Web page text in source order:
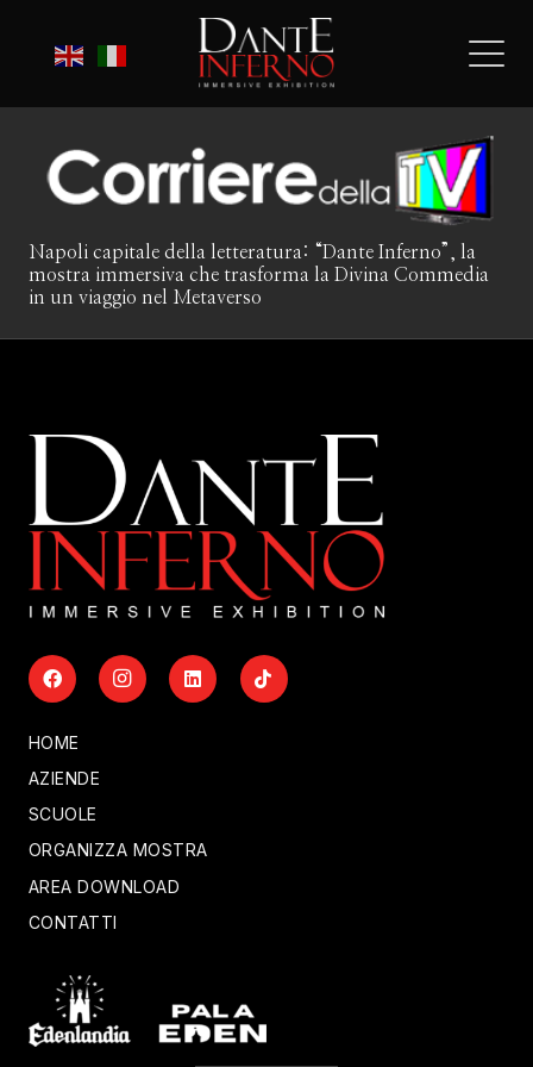
Napoli capitale della letteratura: “Dante Inferno”, la
mostra immersiva che trasforma la Divina Commedia
in un viaggio nel Metaverso
HOME
AZIENDE
SCUOLE
ORGANIZZA MOSTRA
AREA DOWNLOAD
CONTATTI